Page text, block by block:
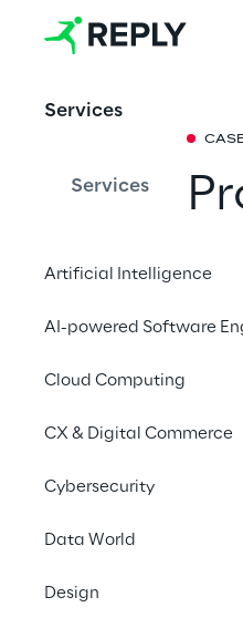
Services
Services
Artificial Intelligence
AI-powered Software
Cloud Computing
CX & Digital Commerce
Cybersecurity
Data World
Design